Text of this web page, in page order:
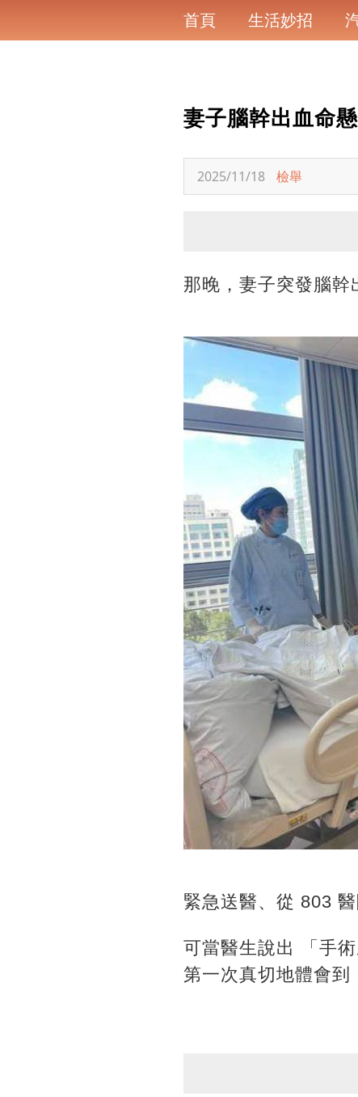
首頁 生活妙招
妻子腦幹出血命
2025/11/18 檢舉
那晚，妻子突發腦幹
緊急送醫、從 803
可當醫生說出 「手
第一次真切地體會到